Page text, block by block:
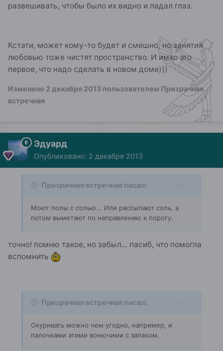
развешивать, чтобы было их видно и падал глаз.
Кстати, может кому-то будет и смешно, но занятия
любовью тоже чистят пространство. И имхо это
первое, что надо сделать в новом доме)))
Изменено 2 декабря 2013 пользователем Призрачная
встречная
Эдуард
Опубликовано: 2 декабря 2013
Призрачная встречная писал:
Моют полы с солью... Или рассыпают соль, а
потом выметают по направлению к порогу.
точно! помню такое, но забыл... пасиб, что помогла
вспомнить
Призрачная встречная писал:
Окуривать можно чем угодно, например, и
палочками этими вонючими с запахом.